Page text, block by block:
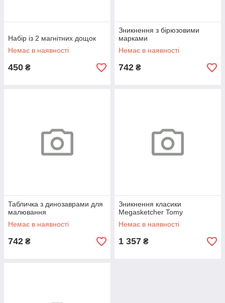
Набір із 2 магнітних дощок
Немає в наявності
450 ₴
Зникнення з бірюзовими
марками
Немає в наявності
742 ₴
Табличка з динозаврами для
малювання
Немає в наявності
742 ₴
Зникнення класики
Megasketcher Tomy
Немає в наявності
1 357 ₴